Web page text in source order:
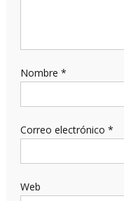
Nombre *
Correo electrónico *
Web